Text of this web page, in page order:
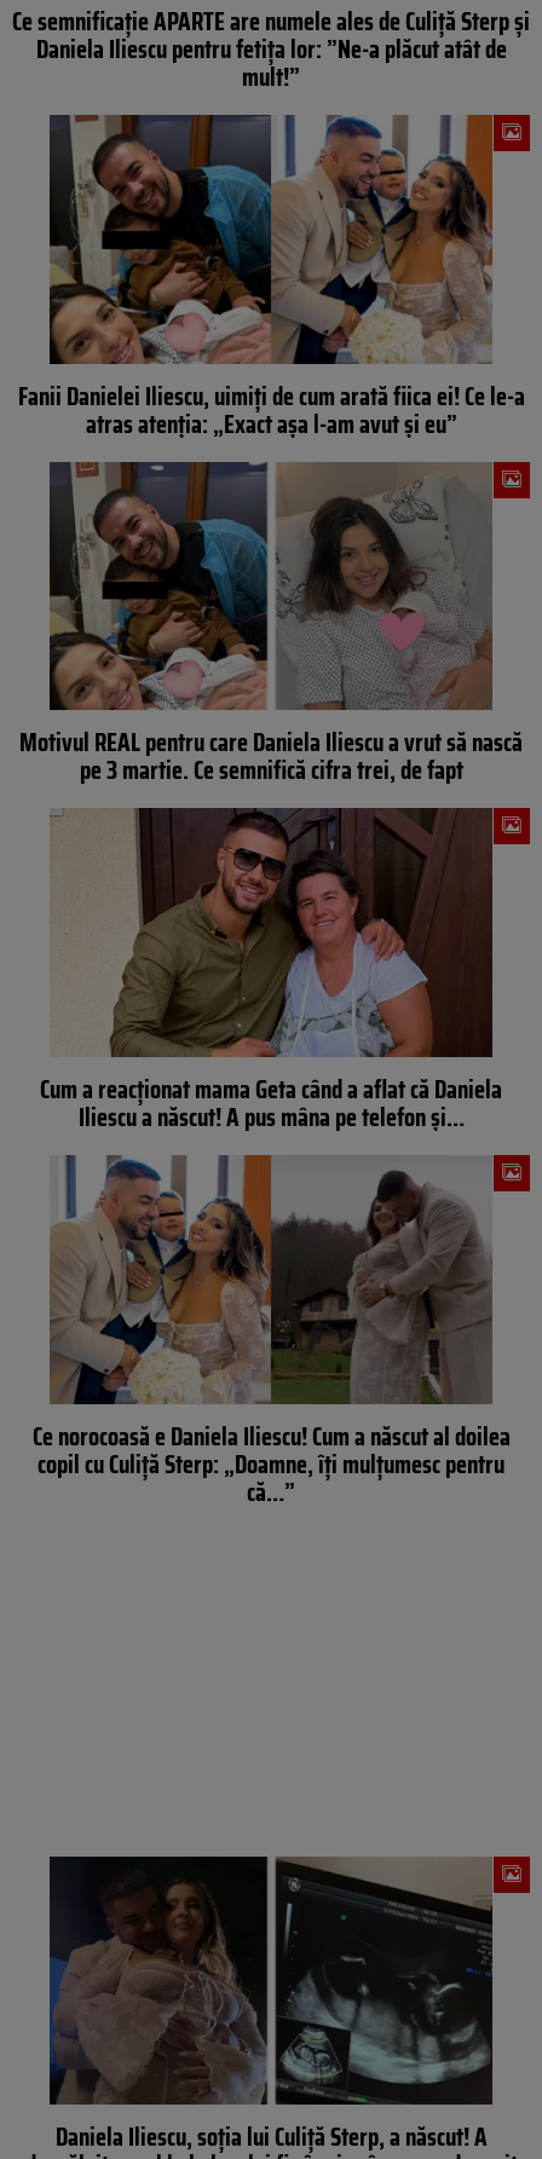
Ce semnificație APARTE are numele ales de Culiță Sterp și
Daniela Iliescu pentru fetița lor: ”Ne-a plăcut atât de
mult!”
Fanii Danielei Iliescu, uimiți de cum arată fiica ei! Ce le-a
atras atenția: „Exact așa l-am avut și eu”
Motivul REAL pentru care Daniela Iliescu a vrut să nască
pe 3 martie. Ce semnifică cifra trei, de fapt
Cum a reacționat mama Geta când a aflat că Daniela
Iliescu a născut! A pus mâna pe telefon și…
Ce norocoasă e Daniela Iliescu! Cum a născut al doilea
copil cu Culiță Sterp: „Doamne, îți mulțumesc pentru
că…”
Daniela Iliescu, soția lui Culiță Sterp, a născut! A